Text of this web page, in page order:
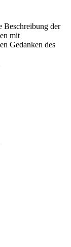
Beschreibung der
mit
Gedanken des